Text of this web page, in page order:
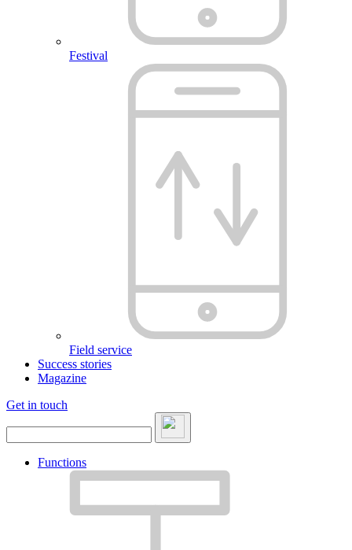
Festival
Field service
Success stories
Magazine
Get in touch
Functions